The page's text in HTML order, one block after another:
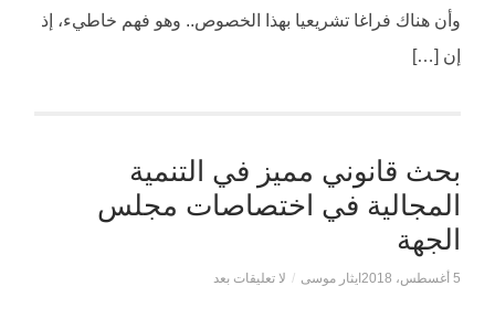
وأن هناك فراغا تشريعيا بهذا الخصوص.. وهو فهم خاطيء، إذ
إن […]
بحث قانوني مميز في التنمية
المجالية في اختصاصات مجلس
الجهة
5 أغسطس، 2018 ايثار موسى / لا تعليقات بعد